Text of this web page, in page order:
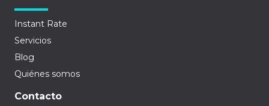
Instant Rate
Servicios
Blog
Quiénes somos
Contacto